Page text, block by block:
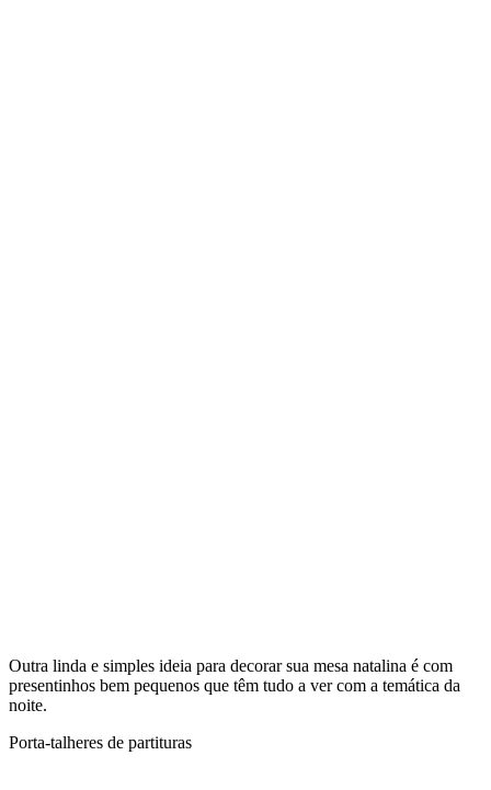
Outra linda e simples ideia para decorar sua mesa natalina é com
presentinhos bem pequenos que têm tudo a ver com a temática da
noite.
Porta-talheres de partituras